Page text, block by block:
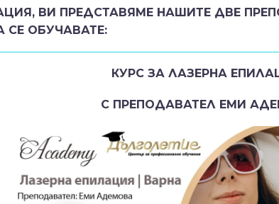
ВИ ПРЕДСТАВЯМЕ НАШИТЕ ДВЕ
ОБУЧАВАТЕ:
КУРС ЗА ЛАЗЕРНА
С ПРЕПОДАВАТЕЛ ЕМИ